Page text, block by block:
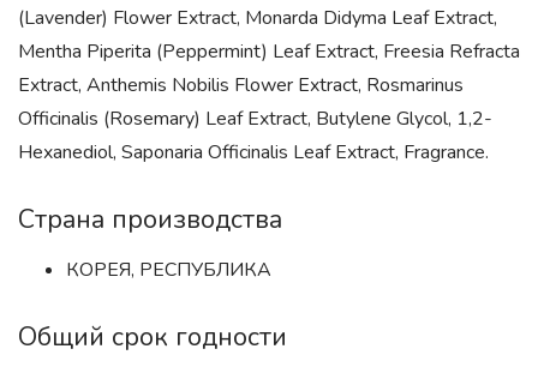
(Lavender) Flower Extract, Monarda Didyma Leaf Extract,
Mentha Piperita (Peppermint) Leaf Extract, Freesia Refracta
Extract, Anthemis Nobilis Flower Extract, Rosmarinus
Officinalis (Rosemary) Leaf Extract, Butylene Glycol, 1,2-
Hexanediol, Saponaria Officinalis Leaf Extract, Fragrance.
Страна производства
КОРЕЯ, РЕСПУБЛИКА
Общий срок годности